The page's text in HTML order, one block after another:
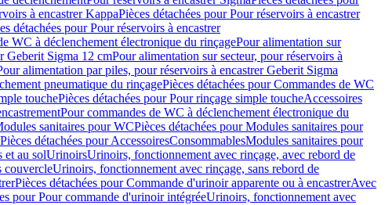
à encastrer KappaPièces détachées pour Pour réservoirs à encastrer
détachées pour Pour réservoirs à encastrer
WC à déclenchement électronique du rinçagePour alimentation sur
Geberit Sigma 12 cmPour alimentation sur secteur, pour réservoirs à
alimentation par piles, pour réservoirs à encastrer Geberit Sigma
pneumatique du rinçagePièces détachées pour Commandes de WC
touchePièces détachées pour Pour rinçage simple toucheAccessoires
Pour commandes de WC à déclenchement électronique du
sanitaires pour WCPièces détachées pour Modules sanitaires pour
Pièces détachées pour AccessoiresConsommablesModules sanitaires pour
et au solUrinoirsUrinoirs, fonctionnement avec rinçage, avec rebord de
couvercleUrinoirs, fonctionnement avec rinçage, sans rebord de
Pièces détachées pour Commande d'urinoir apparente ou à encastrerAvec
pour Pour commande d'urinoir intégréeUrinoirs, fonctionnement avec